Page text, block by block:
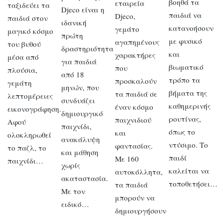
ταξιδεύει τα
παιδιά στον
μαγικό κόσμο
του βυθού
μέσα από
πλούσια,
γεμάτη
λεπτομέρειες
εικονογράφηση.
Αφού
ολοκληρωθεί
το παζλ, το
παιχνίδι…
Djeco είναι η
ιδανική
πρώτη
δραστηριότητα
για παιδιά
από 18
μηνών, που
συνδυάζει
δημιουργικό
παιχνίδι,
ανακάλυψη
και μάθηση
χωρίς
ακαταστασία.
Με τον
ειδικό…
εταιρεία
Djeco,
γεμάτο
αγαπημένους
χαρακτήρες
που
προσκαλούν
τα παιδιά σε
έναν κόσμο
παιχνιδιού
και
φαντασίας.
Με 160
αυτοκόλλητα,
τα παιδιά
μπορούν να
δημιουργήσουν
παιδιά να
κατανοήσουν
με φυσικό
και
βιωματικό
τρόπο τα
βήματα της
καθημερινής
ρουτίνας,
όπως το
ντύσιμο. Το
παιδί
καλείται να
τοποθετήσει…